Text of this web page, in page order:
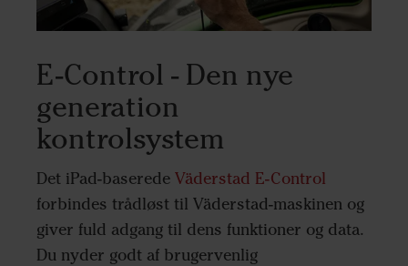
E-Control - Den nye
generation
kontrolsystem
Det iPad-baserede Väderstad E-Control
forbindes trådløst til Väderstad-maskinen og
giver fuld adgang til dens funktioner og data.
Du nyder godt af brugervenlig